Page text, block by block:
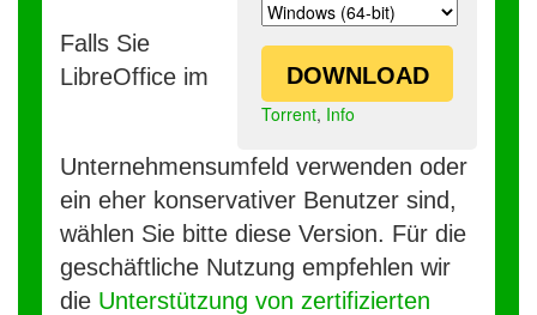
DOWNLOAD
Torrent, Info
Falls Sie
LibreOffice im
Unternehmensumfeld verwenden oder
ein eher konservativer Benutzer sind,
wählen Sie bitte diese Version. Für die
geschäftliche Nutzung empfehlen wir
die Unterstützung von zertifizierten